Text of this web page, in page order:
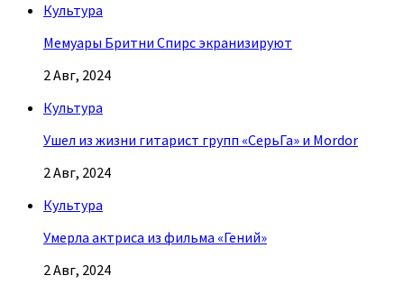
Культура
Мемуары Бритни Спирс экранизируют
2 Авг, 2024
Культура
Ушел из жизни гитарист групп «СерьГа» и Mordor
2 Авг, 2024
Культура
Умерла актриса из фильма «Гений»
2 Авг, 2024